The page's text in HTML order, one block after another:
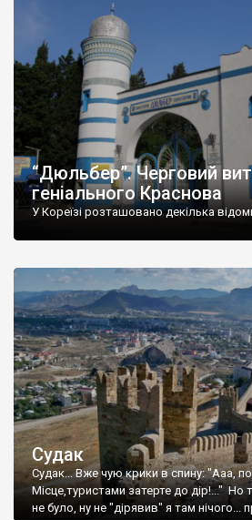
“Дюльбер”. Черговий
геніального Краснова
У Кореїзі розташовано декілька
Судак
Судак... Вже чую крики в спину: "Ааа,
Місце,туристами затерте до дір!..."
не було, ну не "дірявив" я там нічого...